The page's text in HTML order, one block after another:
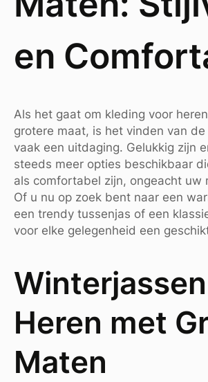
en
Als het gaat om kleding voor
grotere maat, is het vinden van
vaak een uitdaging. Gelukkig zijn
steeds meer opties beschikbaar
als comfortabel zijn, ongeacht uw
Of u nu op zoek bent naar een
een trendy tussenjas of een
voor elke gelegenheid een
Heren met
Maten